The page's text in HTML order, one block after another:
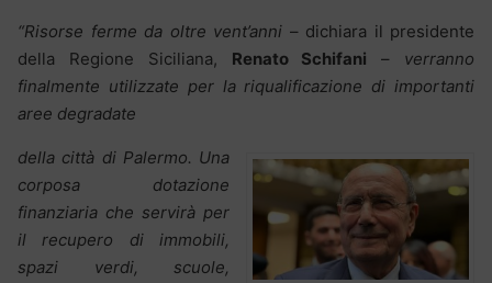
“Risorse ferme da oltre vent’anni – dichiara il presidente
della Regione Siciliana, Renato Schifani – verranno
finalmente utilizzate per la riqualificazione di importanti
aree degradate
della città di Palermo. Una
corposa dotazione
finanziaria che servirà per
il recupero di immobili,
spazi verdi, scuole,